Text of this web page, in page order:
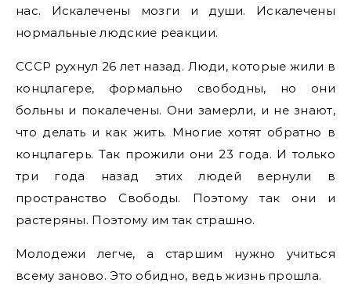
нас. Искалечены мозги и души. Искалечены
нормальные людские реакции.
СССР рухнул 26 лет назад. Люди, которые жили в
концлагере, формально свободны, но они
больны и покалечены. Они замерли, и не знают,
что делать и как жить. Многие хотят обратно в
концлагерь. Так прожили они 23 года. И только
три года назад этих людей вернули в
пространство Свободы. Поэтому так они и
растеряны. Поэтому им так страшно.
Молодежи легче, а старшим нужно учиться
всему заново. Это обидно, ведь жизнь прошла.